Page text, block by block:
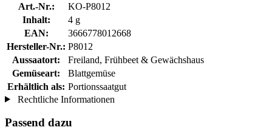
Art.-Nr.:
KO-P8012
Inhalt:
4 g
EAN:
3666778012668
Hersteller-Nr.: P8012
Aussaatort:
Freiland, Frühbeet & Gewächshaus
Gemüseart:
Blattgemüse
Erhältlich als: Portionssaatgut
Rechtliche Informationen
Passend dazu